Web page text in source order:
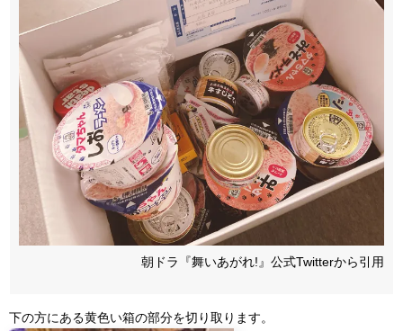
朝ドラ『舞いあがれ!』公式Twitterから引用
下の方にある黄色い箱の部分を切り取ります。